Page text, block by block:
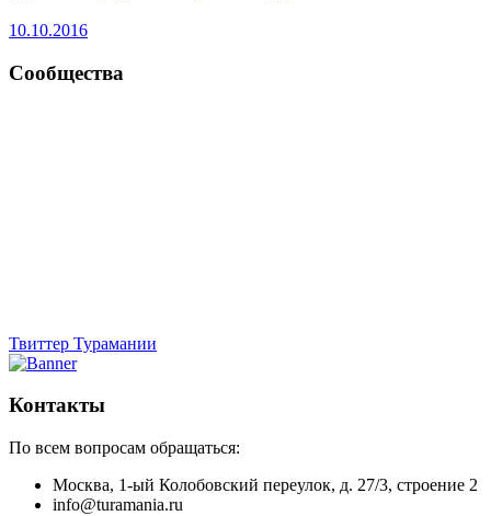
10.10.2016
Сообщества
Твиттер Турамании
Контакты
По всем вопросам обращаться:
Москва, 1-ый Колобовский переулок, д. 27/3, строение 2
info@turamania.ru